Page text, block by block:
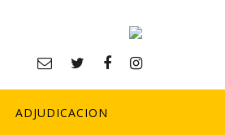
ADJUDICACION